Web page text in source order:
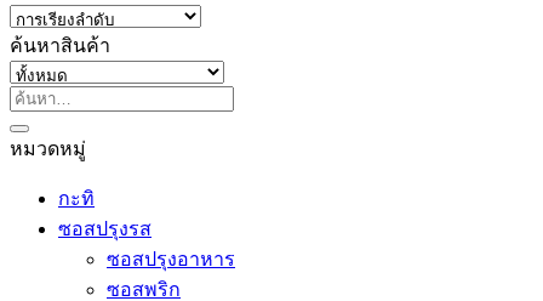
ค้นหาสินค้า
ค้นหา:
หมวดหมู่
กะทิ
ซอสปรุงรส
ซอสปรุงอาหาร
ซอสพริก